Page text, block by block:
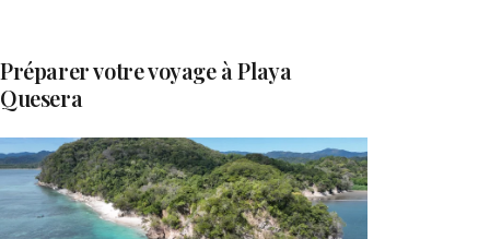
Préparer votre voyage à Playa
Quesera